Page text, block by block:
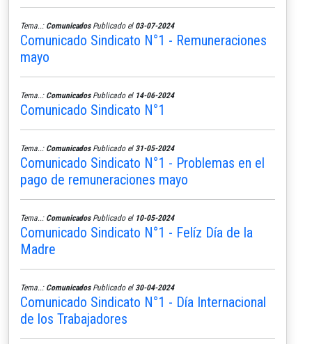
Tema..: ComunicadosPublicado el 03-07-2024
Comunicado Sindicato N°1 - Remuneraciones
mayo
Tema..: ComunicadosPublicado el 14-06-2024
Comunicado Sindicato N°1
Tema..: ComunicadosPublicado el 31-05-2024
Comunicado Sindicato N°1 - Problemas en el
pago de remuneraciones mayo
Tema..: ComunicadosPublicado el 10-05-2024
Comunicado Sindicato N°1 - Felíz Día de la
Madre
Tema..: ComunicadosPublicado el 30-04-2024
Comunicado Sindicato N°1 - Día Internacional
de los Trabajadores